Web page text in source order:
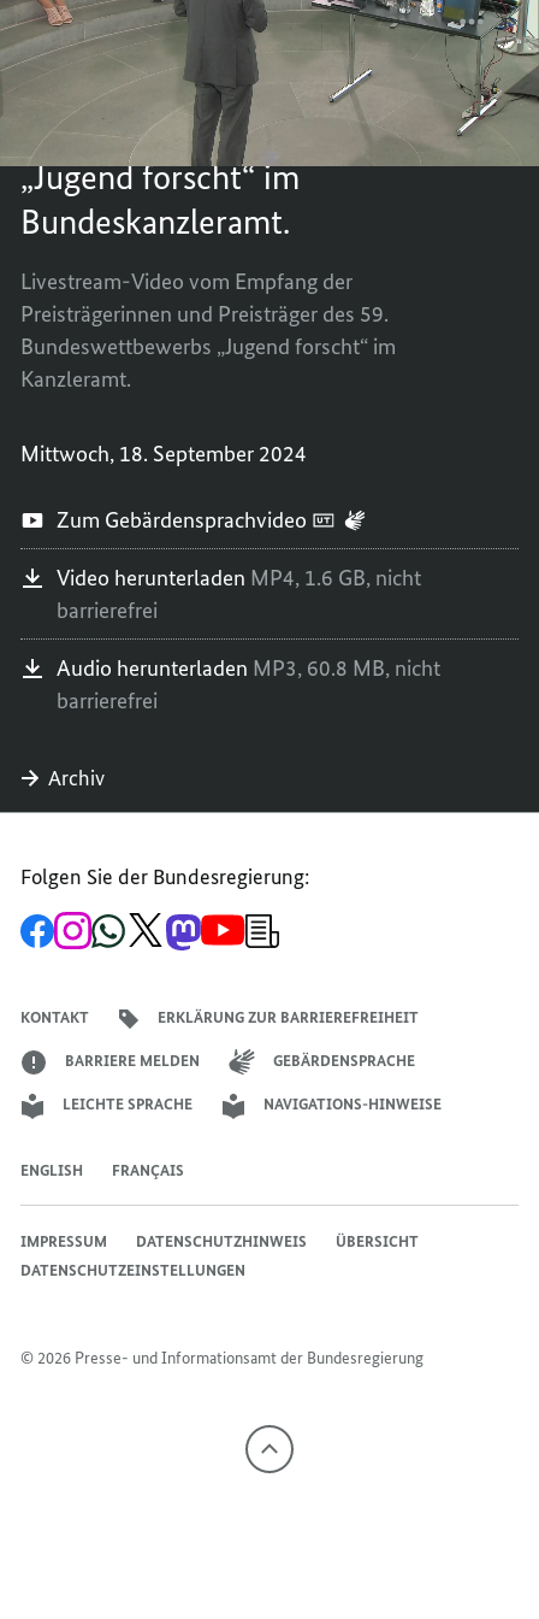
im
Bundeskanzleramt.
Preisträgerinnen
und
Preisträger
des
Bundeswettbewerbs
„Jugend
forscht“
Bundeskanzleramt.
Preisträgerinnen und
Preisträger des 59.
Bundeswettbewerbs
„Jugend forscht“ im
Bundeskanzleramt.
Livestream-Video vom Empfang der
Preisträgerinnen und Preisträger des 59.
Bundeswettbewerbs „Jugend forscht“ im
Kanzleramt.
Mittwoch, 18. September 2024
LIVE-
VOM
LIVE-
VOM
DER
Zum Gebärdensprachvideo
Video herunterladen MP4, 1.6 GB, nicht
barrierefrei
Audio herunterladen MP3, 60.8 MB, nicht
barrierefrei
Archiv
Folgen Sie der Bundesregierung:
Zur
Facebook-
Zum
Instagram-
Zum
WhatsApp-
Zum
X-
Zum
Mastodon-
Zum
YouTube-Anmeldung
KONTAKT ERKLÄRUNG ZUR BARRIEREFREIHEIT
BARRIERE MELDEN GEBÄRDENSPRACHE
LEICHTE SPRACHE NAVIGATIONS-HINWEISE
ENGLISH FRANÇAIS
© 2026 Presse- und Informationsamt der Bundesregierung
IMPRESSUM DATENSCHUTZHINWEIS
ÜBERSICHT
DATENSCHUTZEINSTELLUNGEN
Nach
oben